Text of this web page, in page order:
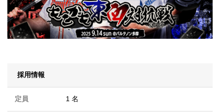
採用情報
定員 1 名